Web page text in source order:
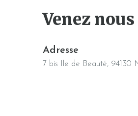
Venez
Adresse
7 bis Ile de Beauté, 94130